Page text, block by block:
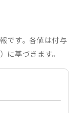
です。各値は付与
に基づきます。